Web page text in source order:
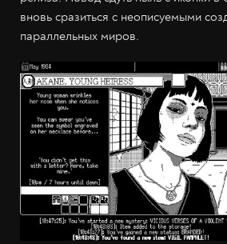
вновь сразиться с неописуемыми
параллельных миров.